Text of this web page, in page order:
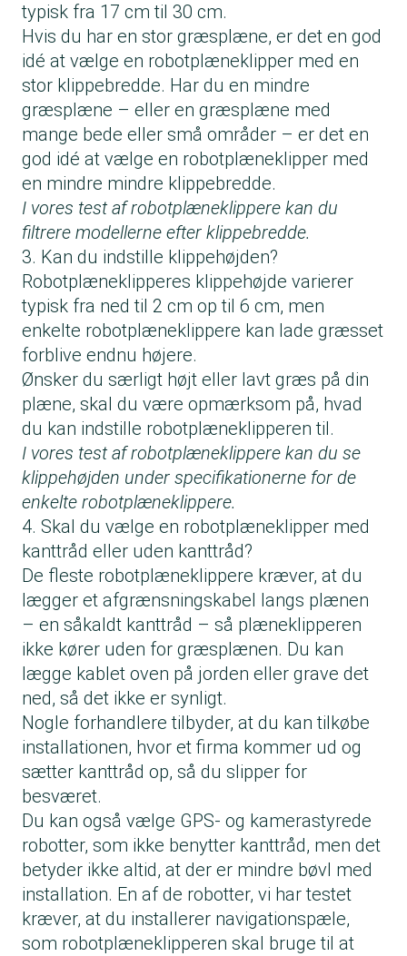
typisk fra 17 cm til 30 cm.
Hvis du har en stor græsplæne, er det en god
idé at vælge en robotplæneklipper med en
stor klippebredde. Har du en mindre
græsplæne – eller en græsplæne med
mange bede eller små områder – er det en
god idé at vælge en robotplæneklipper med
en mindre mindre klippebredde.
I vores test af robotplæneklippere kan du
filtrere modellerne efter klippebredde.
3. Kan du indstille klippehøjden?
Robotplæneklipperes klippehøjde varierer
typisk fra ned til 2 cm op til 6 cm, men
enkelte robotplæneklippere kan lade græsset
forblive endnu højere.
Ønsker du særligt højt eller lavt græs på din
plæne, skal du være opmærksom på, hvad
du kan indstille robotplæneklipperen til.
I vores test af robotplæneklippere kan du se
klippehøjden under specifikationerne for de
enkelte robotplæneklippere.
4. Skal du vælge en robotplæneklipper med
kanttråd eller uden kanttråd?
De fleste robotplæneklippere kræver, at du
lægger et afgrænsningskabel langs plænen
– en såkaldt kanttråd – så plæneklipperen
ikke kører uden for græsplænen. Du kan
lægge kablet oven på jorden eller grave det
ned, så det ikke er synligt.
Nogle forhandlere tilbyder, at du kan tilkøbe
installationen, hvor et firma kommer ud og
sætter kanttråd op, så du slipper for
besværet.
Du kan også vælge GPS- og kamerastyrede
robotter, som ikke benytter kanttråd, men det
betyder ikke altid, at der er mindre bøvl med
installation. En af de robotter, vi har testet
kræver, at du installerer navigationspæle,
som robotplæneklipperen skal bruge til at